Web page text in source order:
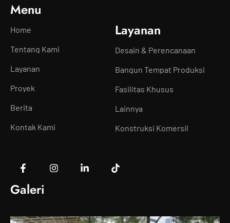
Menu
Home
Tentang Kami
Layanan
Proyek
Berita
Kontak Kami
Layanan
Desain & Perencanaan
Bangun Tempat Produksi
Fasilitas Khusus
Lainnya
Konstruksi Komersil
Galeri